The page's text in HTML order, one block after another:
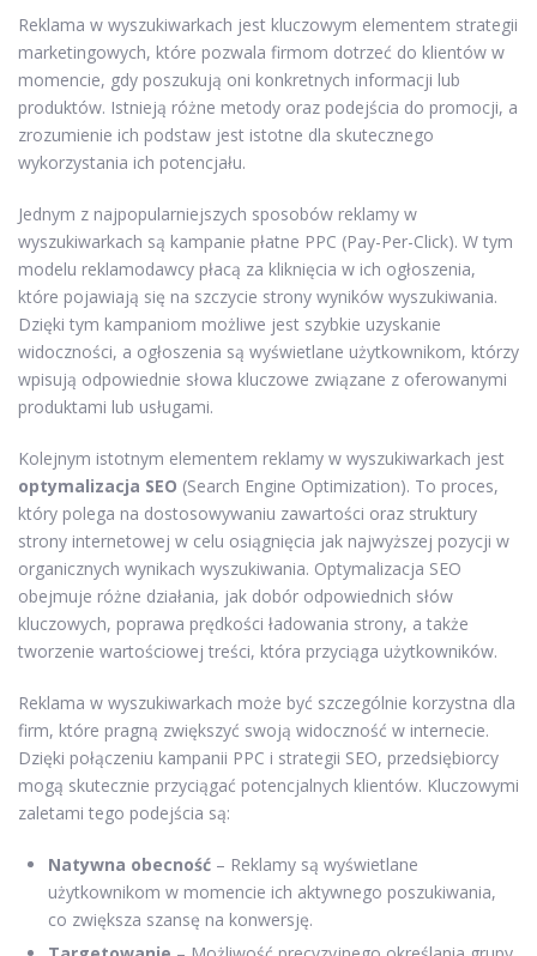
Reklama w wyszukiwarkach jest kluczowym elementem strategii
marketingowych, które pozwala firmom dotrzeć do klientów w
momencie, gdy poszukują oni konkretnych informacji lub
produktów. Istnieją różne metody oraz podejścia do promocji, a
zrozumienie ich podstaw jest istotne dla skutecznego
wykorzystania ich potencjału.
Jednym z najpopularniejszych sposobów reklamy w
wyszukiwarkach są kampanie płatne PPC (Pay-Per-Click). W tym
modelu reklamodawcy płacą za kliknięcia w ich ogłoszenia,
które pojawiają się na szczycie strony wyników wyszukiwania.
Dzięki tym kampaniom możliwe jest szybkie uzyskanie
widoczności, a ogłoszenia są wyświetlane użytkownikom, którzy
wpisują odpowiednie słowa kluczowe związane z oferowanymi
produktami lub usługami.
Kolejnym istotnym elementem reklamy w wyszukiwarkach jest
optymalizacja SEO (Search Engine Optimization). To proces,
który polega na dostosowywaniu zawartości oraz struktury
strony internetowej w celu osiągnięcia jak najwyższej pozycji w
organicznych wynikach wyszukiwania. Optymalizacja SEO
obejmuje różne działania, jak dobór odpowiednich słów
kluczowych, poprawa prędkości ładowania strony, a także
tworzenie wartościowej treści, która przyciąga użytkowników.
Reklama w wyszukiwarkach może być szczególnie korzystna dla
firm, które pragną zwiększyć swoją widoczność w internecie.
Dzięki połączeniu kampanii PPC i strategii SEO, przedsiębiorcy
mogą skutecznie przyciągać potencjalnych klientów. Kluczowymi
zaletami tego podejścia są:
Natywna obecność – Reklamy są wyświetlane
użytkownikom w momencie ich aktywnego poszukiwania,
co zwiększa szansę na konwersję.